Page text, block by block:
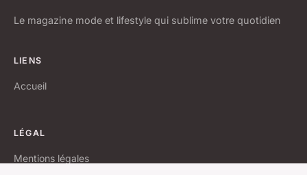
Le magazine mode et lifestyle qui sublime votre quotidien
LIENS
Accueil
LÉGAL
Mentions légales